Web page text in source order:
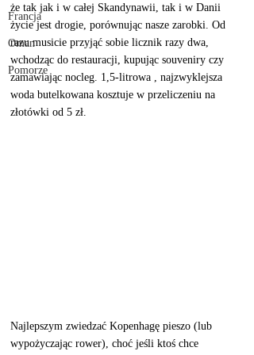
Francja
Oman
Pomorze
że tak jak i w całej Skandynawii, tak i w Danii
życie jest drogie, porównując nasze zarobki. Od
razu musicie przyjąć sobie licznik razy dwa,
wchodząc do restauracji, kupując souveniry czy
zamawiając nocleg. 1,5-litrowa , najzwyklejsza
woda butelkowana kosztuje w przeliczeniu na
złotówki od 5 zł.
Najlepszym zwiedzać Kopenhagę pieszo (lub
wypożyczając rower), choć jeśli ktoś chce